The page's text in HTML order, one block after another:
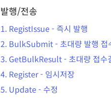
발행/전송
1. RegistIssue- 즉시 발행
2. BulkSubmit- 초대량 발행 접
3. GetBulkResult- 초대량 접수
4. Register- 임시저장
5. Update- 수정